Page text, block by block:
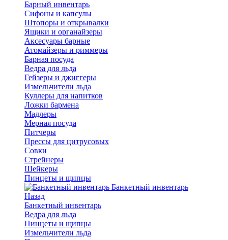
Барный инвентарь
Сифоны и капсулы
Штопоры и открывалки
Ящики и органайзеры
Аксесуары барные
Атомайзеры и риммеры
Барная посуда
Ведра для льда
Гейзеры и джиггеры
Измельчители льда
Куллеры для напитков
Ложки бармена
Мадлеры
Мерная посуда
Питчеры
Прессы для цитрусовых
Совки
Стрейнеры
Шейкеры
Пинцеты и щипцы
Банкетный инвентарь
Назад
Банкетный инвентарь
Ведра для льда
Пинцеты и щипцы
Измельчители льда